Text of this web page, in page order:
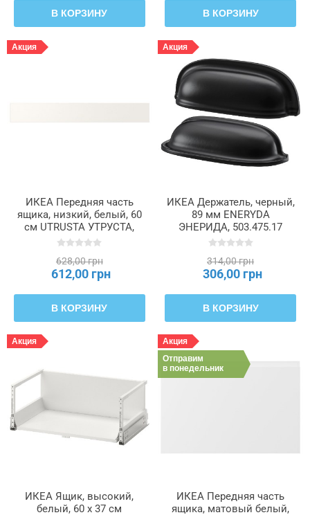
В КОРЗИНУ В КОРЗИНУ
Акция
ИКЕА Передняя часть
ящика, низкий, белый, 60
см UTRUSTA УТРУСТА,
402.046.51
628,00 грн
612,00 грн
В КОРЗИНУ
Акция
ИКЕА Держатель, черный,
89 мм ENERYDA
ЭНЕРИДА, 503.475.17
314,00 грн
306,00 грн
В КОРЗИНУ
Акция
ИКЕА Ящик, высокий,
белый, 60 x 37 см
Акция
Отправим
в понедельник
ИКЕА Передняя часть
ящика, матовый белый,